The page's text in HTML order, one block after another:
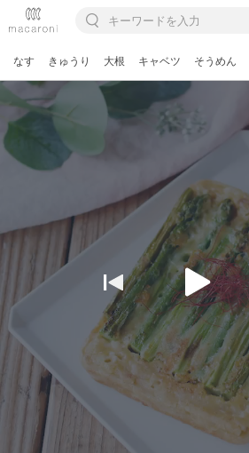
なす きゅうり 大根 キャベツ そうめん